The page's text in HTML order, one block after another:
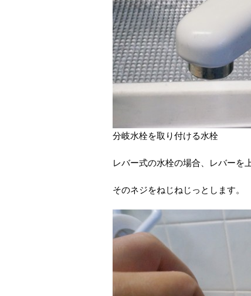
分岐水栓を取り付ける水栓
レバー式の水栓の場合、レバーを
そのネジをねじねじっとします。